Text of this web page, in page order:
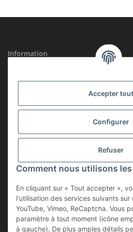
Accepter tout
Configurer
Refuser
Comment nous utilisons
En cliquant sur « Tout accepter »,
l'utilisation des services suivants sur
YouTube, Vimeo, ReCaptcha. Vous
paramètre à tout moment (icône
à gauche). De plus amples détails
Information
Informations légales
SÉCURITÉ CERTIFIÉE
ADHÉSION